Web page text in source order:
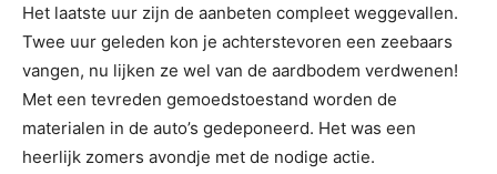
Het laatste uur zijn de aanbeten compleet weggevallen.
Twee uur geleden kon je achterstevoren een zeebaars
vangen, nu lijken ze wel van de aardbodem verdwenen!
Met een tevreden gemoedstoestand worden de
materialen in de auto’s gedeponeerd. Het was een
heerlijk zomers avondje met de nodige actie.